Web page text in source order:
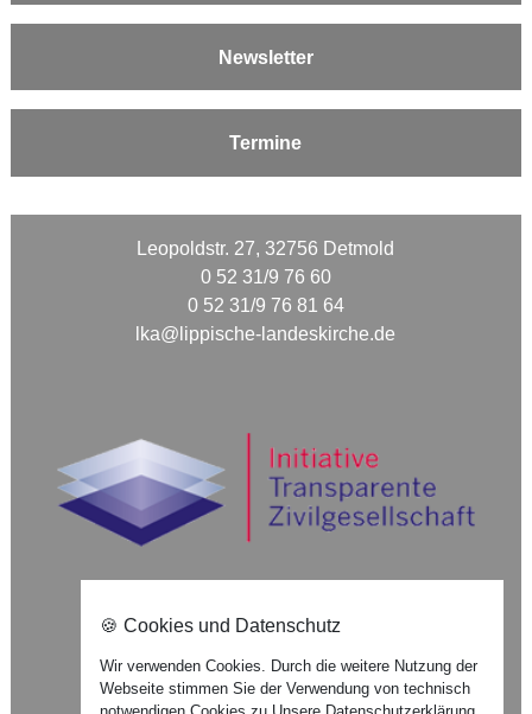
Newsletter
Termine
Leopoldstr. 27, 32756 Detmold
0 52 31/9 76 60
0 52 31/9 76 81 64
lka@lippische-landeskirche.de
🍪 Cookies und Datenschutz
Wir verwenden Cookies. Durch die weitere Nutzung der
Webseite stimmen Sie der Verwendung von technisch